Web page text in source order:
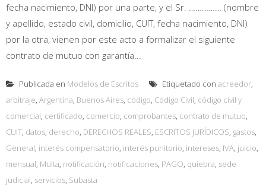
fecha nacimiento, DNI) por una parte, y el Sr. …………… (nombre
y apellido, estado civil, domicilio, CUIT, fecha nacimiento, DNI)
por la otra, vienen por este acto a formalizar el siguiente
contrato de mutuo con garantía...
Publicada en Modelos de Escritos Etiquetado con acreedor,
arbitraje, Argentina, Buenos Aires, código, Código Civil, código civil y
comercial, certificado, comercio, comprobantes, contrato de mutuo,
CUIT, datos, derecho, DERECHOS REALES, ESCRITOS JURÍDICOS, gastos,
General, interés compensatorio, interés punitorio, intereses, IVA, juicio,
mensual, Multa, notificación, notificaciones, PAGO, quiebra, sede
judicial, servicios, Subasta